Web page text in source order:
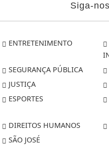
Siga-
ENTRETENIMENTO
SEGURANÇA PÚBLICA
JUSTIÇA
ESPORTES
DIREITOS HUMANOS
SÃO JOSÉ